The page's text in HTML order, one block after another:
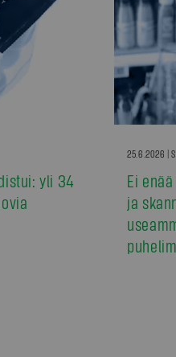
yli 34
25.6.2026 |
Ei
ja